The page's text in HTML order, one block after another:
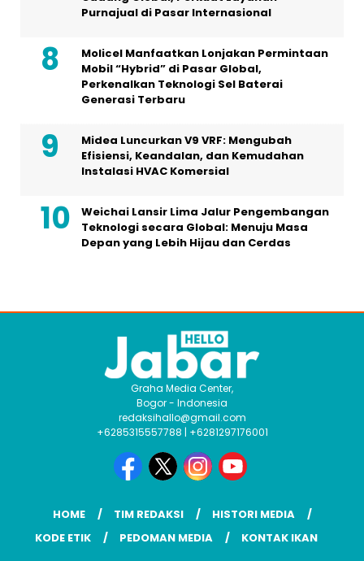
Purnajual di Pasar Internasional
Molicel Manfaatkan Lonjakan Permintaan
Mobil “Hybrid” di Pasar Global,
Perkenalkan Teknologi Sel Baterai
Generasi Terbaru
Midea Luncurkan V9 VRF: Mengubah
Efisiensi, Keandalan, dan Kemudahan
Instalasi HVAC Komersial
Weichai Lansir Lima Jalur Pengembangan
Teknologi secara Global: Menuju Masa
Depan yang Lebih Hijau dan Cerdas
Graha Media Center,
Bogor - Indonesia
redaksihallo@gmail.com
+6285315557788 | +6281297176001
HOME TIM REDAKSI
HISTORI MEDIA
KODE ETIK
PEDOMAN MEDIA KONTAK IKAN